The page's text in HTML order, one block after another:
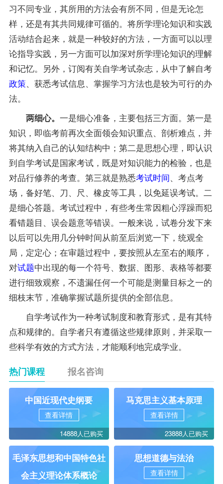
习不同专业，其所用的方法会有所不同，但是无论怎
样，还是有其共同规律可循的。将所学理论知识和实践
活动结合起来，就是一种较好的方法，一方面可以以理
论指导实践，另一方面可以加深对所学理论知识的理解
和记忆。另外，订阅有关自学考试杂志，从中了解自考
政策、获悉考试信息、掌握学习方法也是较为可行的办
法。
两细心。 一是细心准备，主要包括三方面。第一是
知识，即临考前再次全面领会知识重点、剖析难点，并
将其纳入自己的认知结构中；第二是思想心理，即认识
到自学考试是国家考试，既是对知识能力的检验，也是
对品行修养的考查。第三就是熟悉考试时间、考点考
场，备好笔、刀、尺、橡皮等工具，以免延误考试。二
是细心答题。考试过程中，有些考生常因粗心浮躁而犯
看错题目、误会题意等错误。一般来说，试卷分发下来
以后可以先用几分钟时间从前至后浏览一下，统观全
局，定定心；在审题过程中，要按照从左至右的顺序，
对试题中出现的每一个符号、数据、图形、表格等都要
进行细致观察，不遗漏任何一个可能是测量目标之一的
细枝末节，准确掌握试题所提供的全部信息。
自学考试作为一种考试制度和教育形式，是有其特
点和规律的。自学者只有遵循这些规律原则，并采取一
些科学有效的方式方法，才能顺利地完成学业。
热门课程 报名咨询
中国近现代史纲要
查看详情
14888人已购买
马克思主义基本原理
查看详情
23888人已购买
毛泽东思想和中国特色社
会主义理论体系概论
思想道德与法治
查看详情